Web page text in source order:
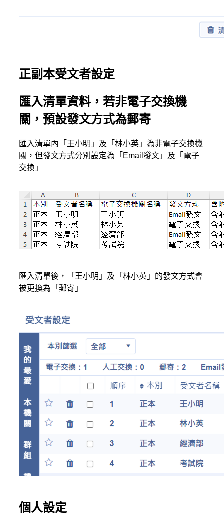
正副本受文者設定
匯入清單資料，若非電子交換機
關，預設發文方式為郵寄
匯入清單內「王小明」及「林小英」為非電子交換機
關，但發文方式分別設定為「Email發文」及「電子
交換」
匯入清單後，「王小明」及「林小英」的發文方式會
被更換為「郵寄」
個人設定